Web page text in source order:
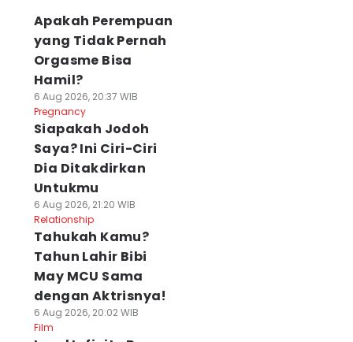
Apakah Perempuan
yang Tidak Pernah
Orgasme Bisa
Hamil?
6 Aug 2026, 20:37 WIB
Pregnancy
Siapakah Jodoh
Saya? Ini Ciri-Ciri
Dia Ditakdirkan
Untukmu
6 Aug 2026, 21:20 WIB
Relationship
Tahukah Kamu?
Tahun Lahir Bibi
May MCU Sama
dengan Aktrisnya!
6 Aug 2026, 20:02 WIB
Film